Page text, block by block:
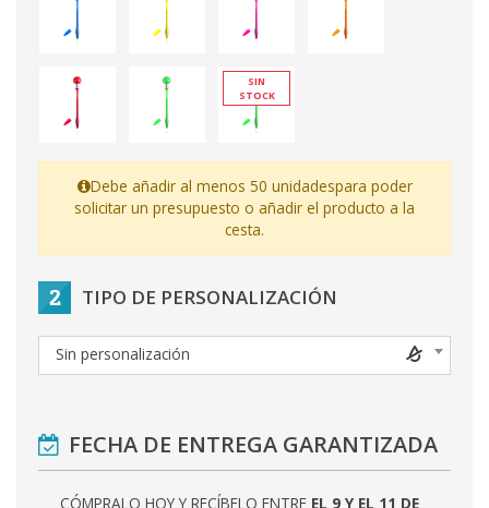
SIN
STOCK
Debe añadir al menos 50 unidadespara poder
solicitar un presupuesto o añadir el producto a la
cesta.
2 TIPO DE PERSONALIZACIÓN
Sin personalización
FECHA DE ENTREGA GARANTIZADA
CÓMPRALO HOY Y RECÍBELO ENTRE EL 9 Y EL 11 DE